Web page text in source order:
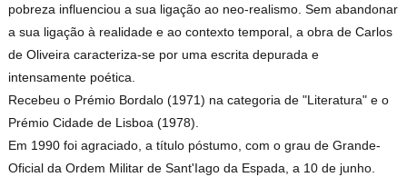
pobreza influenciou a sua ligação ao neo-realismo. Sem abandonar
a sua ligação à realidade e ao contexto temporal, a obra de Carlos
de Oliveira caracteriza-se por uma escrita depurada e
intensamente poética.
Recebeu o Prémio Bordalo (1971) na categoria de "Literatura" e o
Prémio Cidade de Lisboa (1978).
Em 1990 foi agraciado, a título póstumo, com o grau de Grande-
Oficial da Ordem Militar de Sant'Iago da Espada, a 10 de junho.